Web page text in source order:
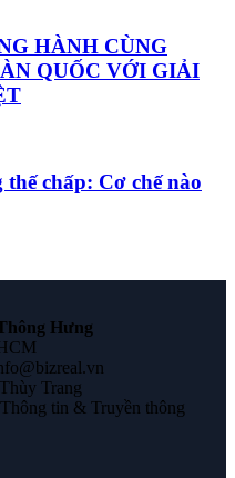
HÀNH CÙNG
QUỐC VỚI GIẢI
chấp: Cơ chế nào
Hưng
Trang
tin & Truyền thông